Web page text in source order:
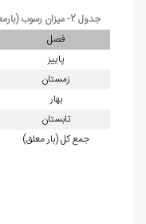
جدول 2- میزان رسوب (بارمعلق) ماهانه و سالانه زرین‌گل‌
فصل
پاییز
زمستان
بهار
تابستان
جمع کل (بار معلق)